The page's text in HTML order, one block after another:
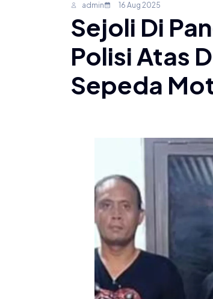
admin 16 Aug 2025
Sejoli Di
Polisi Atas
Sepeda